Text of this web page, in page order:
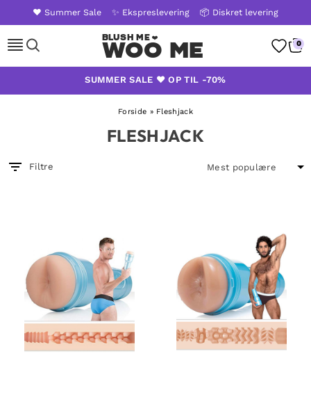
❤️ Summer Sale ✨ Ekspreslevering 📦 Diskret levering
Woo Me 0
SUMMER SALE ❤️ OP TIL -70%
Forside » Fleshjack
FLESHJACK
Filtre